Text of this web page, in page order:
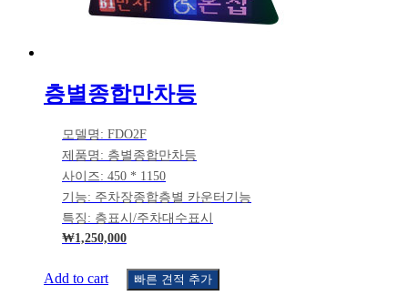
층별종합만차등
모델명: FDO2F
제품명: 층별종합만차등
사이즈: 450 * 1150
기능: 주차장종합층별 카운터기능
특징: 층표시/주차대수표시
₩1,250,000
Add to cart 빠른 견적 추가